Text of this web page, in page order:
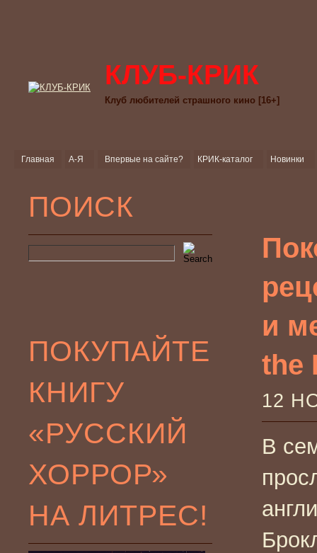
КЛУБ-КРИК
Клуб любителей страшного кино [16+]
Главная А-Я Впервые на сайте? КРИК-каталог Новинки
ПОИСК
ПОКУПАЙТЕ
КНИГУ
«РУССКИЙ
ХОРРОР»
НА ЛИТРЕС!
и
the
12
В